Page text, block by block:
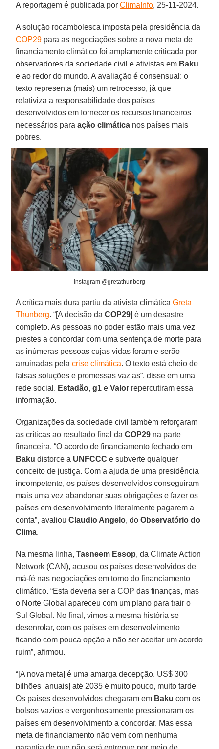
A reportagem é publicada porClimaInfo, 25-11-2024.
A solução rocambolesca imposta pela presidência da
COP29 para as negociações sobre a nova meta de
financiamento climático foi amplamente criticada por
observadores da sociedade civil e ativistas em Baku
e ao redor do mundo. A avaliação é consensual: o
texto representa (mais) um retrocesso, já que
relativiza a responsabilidade dos países
desenvolvidos em fornecer os recursos financeiros
necessários paraação climática nos países mais
pobres.
Instagram @gretathunberg
A crítica mais dura partiu da ativista climáticaGreta
Thunberg. “[A decisão daCOP29] é um desastre
completo. As pessoas no poder estão mais uma vez
prestes a concordar com uma sentença de morte para
as inúmeras pessoas cujas vidas foram e serão
arruinadas pelacrise climática. O texto está cheio de
falsas soluções e promessas vazias”, disse em uma
rede social. Estadão,g1 eValor repercutiram essa
informação.
Organizações da sociedade civil também reforçaram
as críticas ao resultado final daCOP29 na parte
financeira. “O acordo de financiamento fechado em
Baku distorce a UNFCCC e subverte qualquer
conceito de justiça. Com a ajuda de uma presidência
incompetente, os países desenvolvidos conseguiram
mais uma vez abandonar suas obrigações e fazer os
países em desenvolvimento literalmente pagarem a
conta”, avaliouClaudio Angelo, doObservatório do
Clima.
Na mesma linha,Tasneem Essop, da Climate Action
Network (CAN), acusou os países desenvolvidos de
má-fé nas negociações em torno do financiamento
climático. “Esta deveria ser a COP das finanças, mas
o Norte Global apareceu com um plano para trair o
Sul Global. No final, vimos a mesma história se
desenrolar, com os países em desenvolvimento
ficando com pouca opção a não ser aceitar um acordo
ruim”, afirmou.
“[A nova meta] é uma amarga decepção. US$ 300
bilhões [anuais] até 2035 é muito pouco, muito tarde.
Os países desenvolvidos chegaram em Baku com os
bolsos vazios e vergonhosamente pressionaram os
países em desenvolvimento a concordar. Mas essa
meta de financiamento não vem com nenhuma
garantia de que não será entregue por meio de